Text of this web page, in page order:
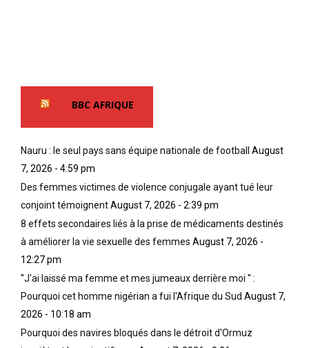
BBC AFRIQUE
Nauru : le seul pays sans équipe nationale de football August
7, 2026 - 4:59 pm
Des femmes victimes de violence conjugale ayant tué leur
conjoint témoignentAugust 7, 2026 - 2:39 pm
8 effets secondaires liés à la prise de médicaments destinés
à améliorer la vie sexuelle des femmes August 7, 2026 -
12:27 pm
''J'ai laissé ma femme et mes jumeaux derrière moi '' :
Pourquoi cet homme nigérian a fui l'Afrique du Sud August 7,
2026 - 10:18 am
Pourquoi des navires bloqués dans le détroit d'Ormuz